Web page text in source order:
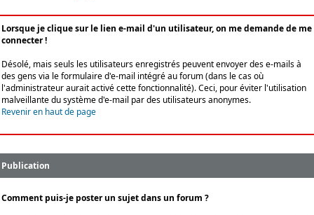
Lorsque je clique sur le lien e-mail d'un utilisateur, on me demande de me
connecter !
Désolé, mais seuls les utilisateurs enregistrés peuvent envoyer des e-mails à
des gens via le formulaire d'e-mail intégré au forum (dans le cas où
l'administrateur aurait activé cette fonctionnalité). Ceci, pour éviter l'utilisation
malveillante du système d'e-mail par des utilisateurs anonymes.
Revenir en haut de page
Publication
Comment puis-je poster un sujet dans un forum ?